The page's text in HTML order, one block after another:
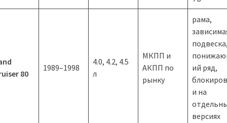
80
1989–1998
4.0, 4.2, 4.5
л
МКПП и
АКПП по
рынку
рама,
подвеска,
ий ряд,
и на
версиях